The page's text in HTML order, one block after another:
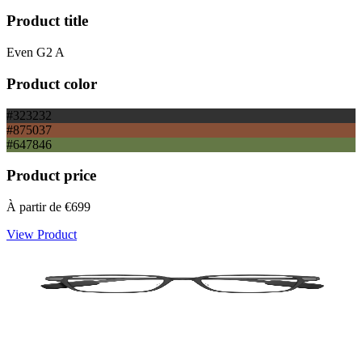
Product title
Even G2 A
Product color
#323232
#875037
#647846
Product price
À partir de €699
View Product